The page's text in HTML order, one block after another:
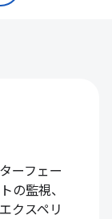
ーフェー
の監視、
クスペリ